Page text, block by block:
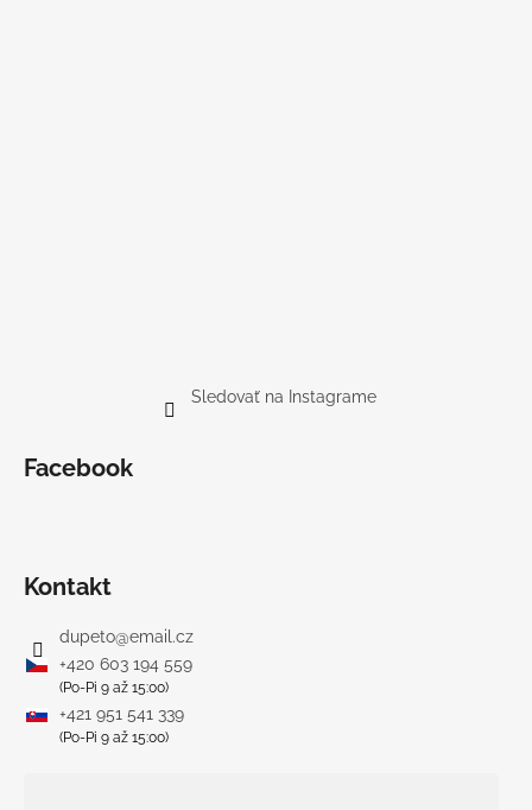
Sledovať na Instagrame
Facebook
Kontakt
dupeto@email.cz
+420 603 194 559
(Po-Pi 9 až 15:00)
+421 951 541 339
(Po-Pi 9 až 15:00)